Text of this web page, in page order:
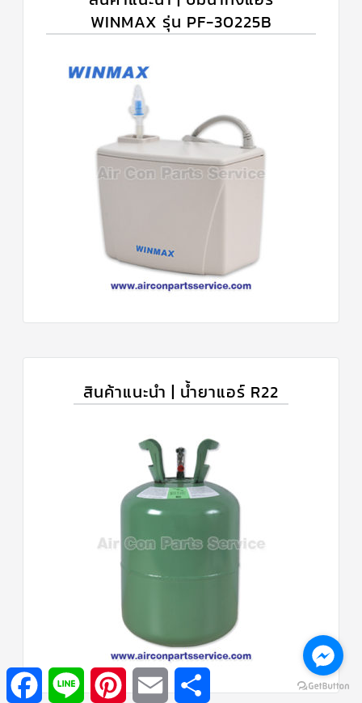
WINMAX รุ่น PF-30225B
สินค้าแนะนำ | น้ำยาแอร์ R22
Facebook Line Pinterest Email